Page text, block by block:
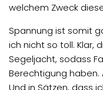
welchem Zweck
Spannung ist somit
ich nicht so toll. Klar,
Segeljacht, sodass
Berechtigung haben.
Und in Sätzen, dass